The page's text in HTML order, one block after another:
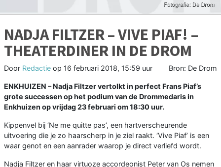
NADJA FILTZER – VIVE PIAF! –
THEATERDINER IN DE DROM
Door Redactie op 16 februari 2018, 15:59 uur Bron: De Drom
ENKHUIZEN – Nadja Filtzer vertolkt in perfect Frans Piaf’s
grote successen op het podium van de Drommedaris in
Enkhuizen op vrijdag 23 februari om 18:30 uur.
Kippenvel bij ‘Ne me quitte pas’, een hartverscheurende
uitvoering die je zo haarscherp in je ziel raakt. ‘Vive Piaf’ is een
waar genot en een aanrader waarop je direct verliefd wordt.
Nadja Filtzer en haar virtuoze accordeonist Peter van Os nemen